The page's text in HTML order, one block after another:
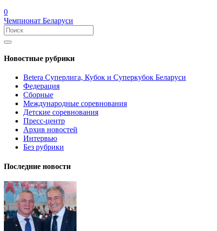
0
Чемпионат Беларуси
Новостные рубрики
Betera Суперлига, Кубок и Суперкубок Беларуси
Федерация
Сборные
Международные соревнования
Детские соревнования
Пресс-центр
Архив новостей
Интервью
Без рубрики
Последние новости